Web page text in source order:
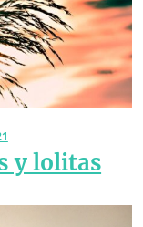
y lolitas